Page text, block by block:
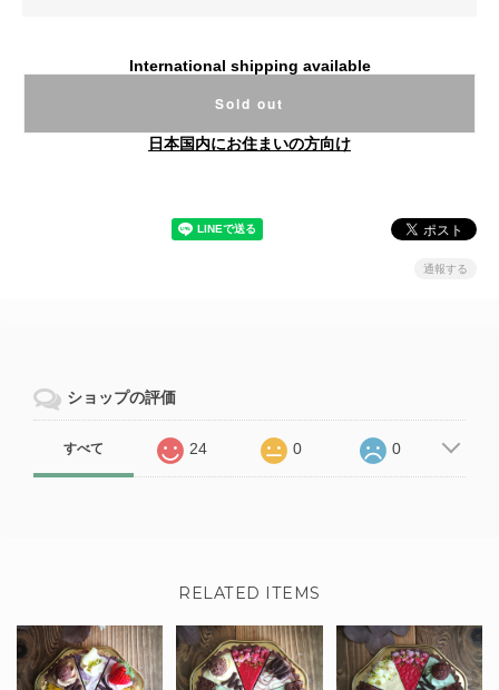
International shipping available
Sold out
日本国内にお住まいの方向け
通報する
ショップの評価
すべて 24 0 0
RELATED ITEMS